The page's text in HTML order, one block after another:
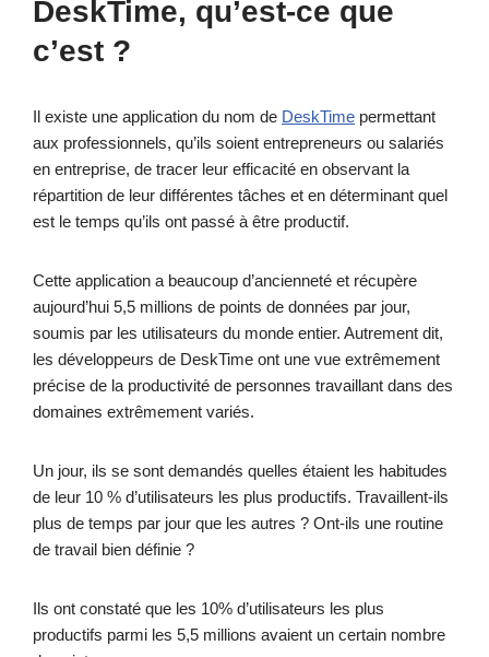
DeskTime, qu’est-ce que
c’est ?
Il existe une application du nom de DeskTime permettant
aux professionnels, qu’ils soient entrepreneurs ou salariés
en entreprise, de tracer leur efficacité en observant la
répartition de leur différentes tâches et en déterminant quel
est le temps qu’ils ont passé à être productif.
Cette application a beaucoup d’ancienneté et récupère
aujourd’hui 5,5 millions de points de données par jour,
soumis par les utilisateurs du monde entier. Autrement dit,
les développeurs de DeskTime ont une vue extrêmement
précise de la productivité de personnes travaillant dans des
domaines extrêmement variés.
Un jour, ils se sont demandés quelles étaient les habitudes
de leur 10 % d’utilisateurs les plus productifs. Travaillent-ils
plus de temps par jour que les autres ? Ont-ils une routine
de travail bien définie ?
Ils ont constaté que les 10% d’utilisateurs les plus
productifs parmi les 5,5 millions avaient un certain nombre